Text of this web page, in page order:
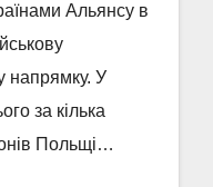
Альянсу в
напрямку. У
за кілька
Польщі…